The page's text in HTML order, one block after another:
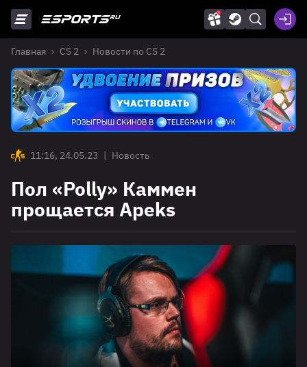
Главная CS 2 Новости по CS 2
11:16, 24.05.23 | Новость
Пол «Polly» Каммен
прощается Apeks